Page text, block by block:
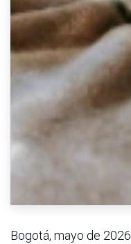
Bogotá, mayo de